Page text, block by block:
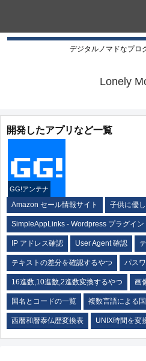
デジタルノマドなプロ
Lonely
開発したアプリなど一覧
GG!アンテナ
Amazon セール情報サイト 子供に優
SimpleAppLinks - Wordpress プラグイン
IP アドレス確認 User Agent 確認
テキストの差分を確認するやつ パス
16進数,10進数,2進数変換するやつ 画
国名とコードの一覧 複数言語による
西暦和暦泰仏歴変換表 UNIX時間を変